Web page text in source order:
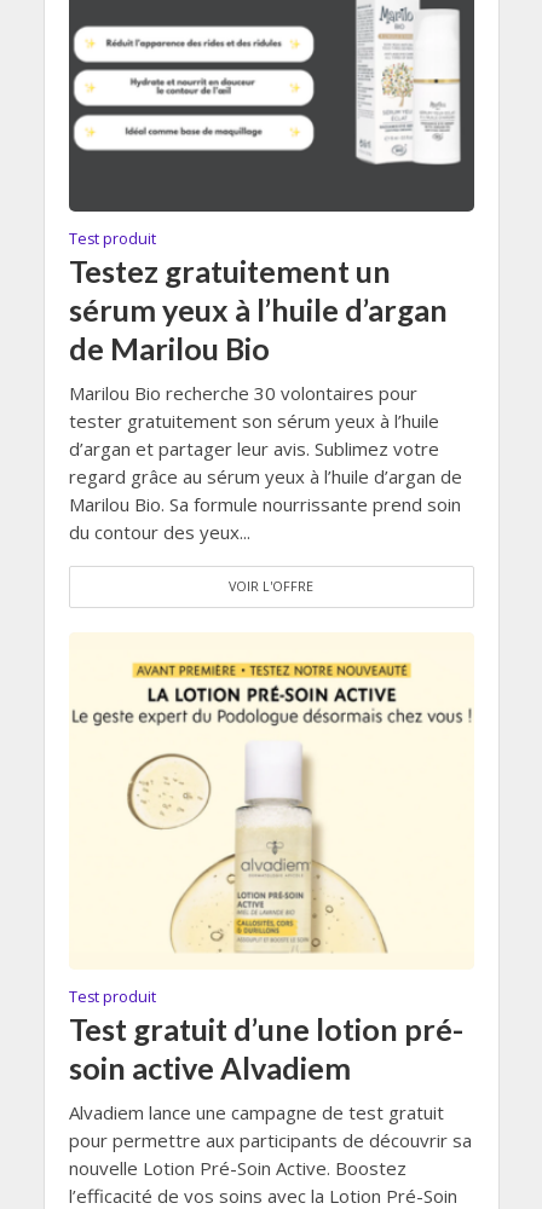
Test produit
Testez gratuitement un
sérum yeux à l’huile d’argan
de Marilou Bio
Marilou Bio recherche 30 volontaires pour
tester gratuitement son sérum yeux à l’huile
d’argan et partager leur avis. Sublimez votre
regard grâce au sérum yeux à l’huile d’argan de
Marilou Bio. Sa formule nourrissante prend soin
du contour des yeux...
VOIR L'OFFRE
Test produit
Test gratuit d’une lotion pré-
soin active Alvadiem
Alvadiem lance une campagne de test gratuit
pour permettre aux participants de découvrir sa
nouvelle Lotion Pré-Soin Active. Boostez
l’efficacité de vos soins avec la Lotion Pré-Soin